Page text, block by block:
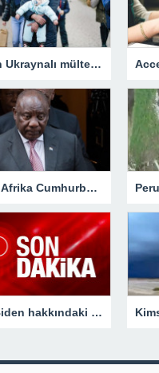
AB’den Ukraynalı mültecilere 1 yıl oturma izni – Dünya
Güney Afrika Cumhurbaşkanı Ramaphosa, Belçika Kralı Philippe ile görüştü
ABD, Biden hakkındaki cinsel taciz iddialarını konuşuyor